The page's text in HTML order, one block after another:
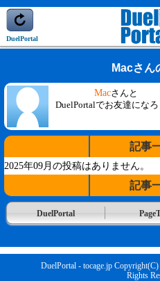
DuelPortal
Macさん
Macさんと
DuelPortalでお友達になろ
記事
2025年09月の投稿はありません。
記事
DuelPortal
DuelPortal - tocage.jp
Rights